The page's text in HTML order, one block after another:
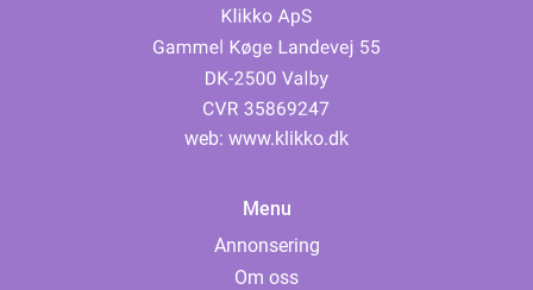
web: www.klikko.dk
Menu
Annonsering
Om oss